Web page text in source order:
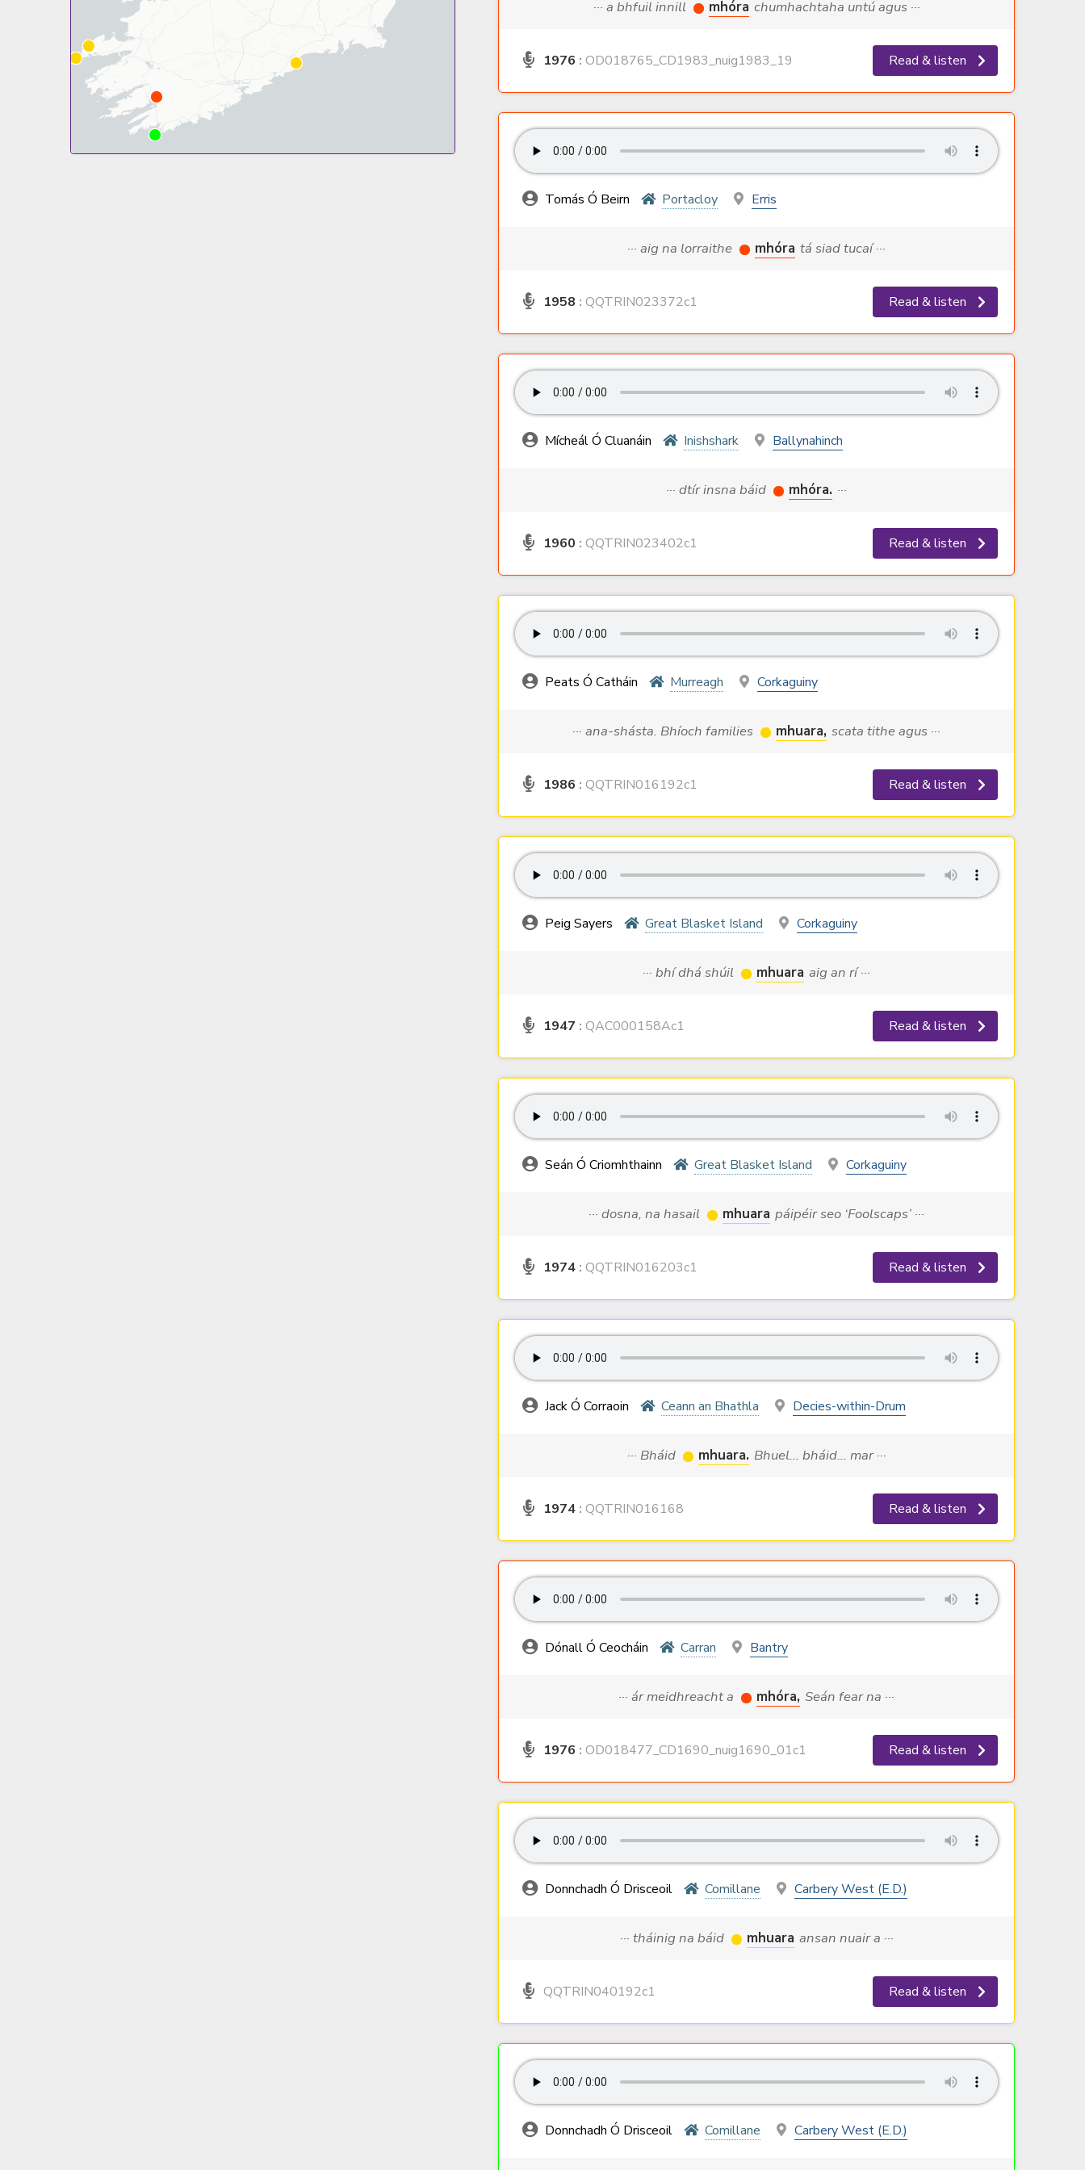
··· a bhfuil innill mhóra chumhachtaha untú agus ···
1976 : OD018765_CD1983_nuig1983_19 Read & listen
Tomás Ó Beirn Portacloy Erris
··· aig na lorraithe mhóra tá siad tucaí ···
1958 : QQTRIN023372c1 Read & listen
Mícheál Ó Cluanáin Inishshark Ballynahinch
··· dtír insna báid mhóra. ···
1960 : QQTRIN023402c1 Read & listen
Peats Ó Catháin Murreagh Corkaguiny
··· ana-shásta. Bhíoch families mhuara, scata tithe agus ···
1986 : QQTRIN016192c1 Read & listen
Peig Sayers Great Blasket Island Corkaguiny
··· bhí dhá shúil mhuara aig an rí ···
1947 : QAC000158Ac1 Read & listen
Seán Ó Criomhthainn Great Blasket Island Corkaguiny
··· dosna, na hasail mhuara páipéir seo ‘Foolscaps’ ···
1974 : QQTRIN016203c1 Read & listen
Jack Ó Corraoin Ceann an Bhathla Decies-within-Drum
··· Bháid mhuara. Bhuel... bháid... mar ···
1974 : QQTRIN016168 Read & listen
Dónall Ó Ceocháin Carran Bantry
··· ár meidhreacht a mhóra, Seán fear na ···
1976 : OD018477_CD1690_nuig1690_01c1 Read & listen
Donnchadh Ó Drisceoil Comillane Carbery West (E.D.)
··· tháinig na báid mhuara ansan nuair a ···
QQTRIN040192c1 Read & listen
Donnchadh Ó Drisceoil Comillane Carbery West (E.D.)